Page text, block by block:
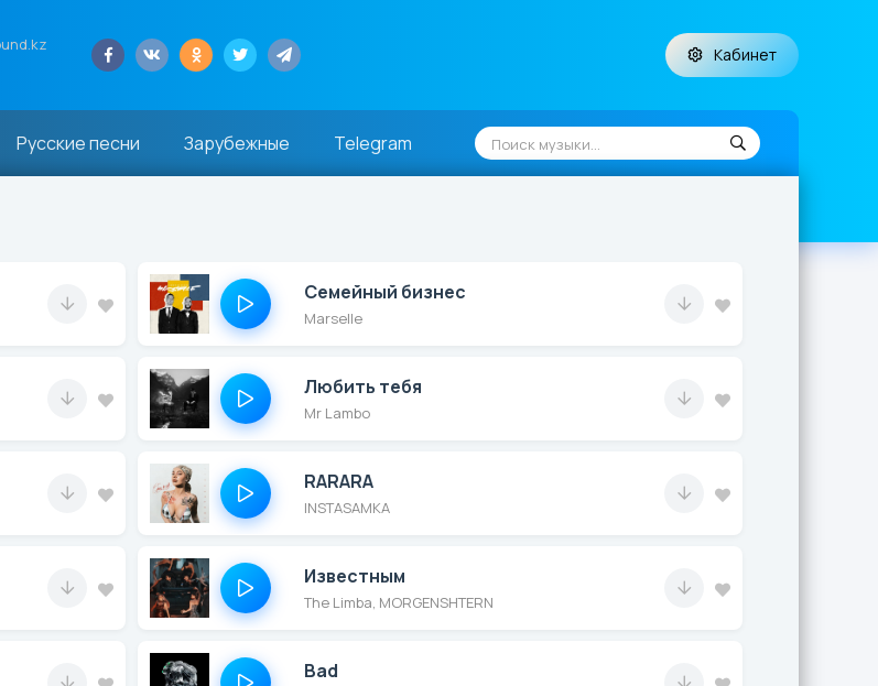
Кабинет
Русские песни Зарубежные Telegram
Семейный бизнес
Marselle
Любить тебя
Mr Lambo
RARARA
INSTASAMKA
Известным
The Limba, MORGENSHTERN
Bad